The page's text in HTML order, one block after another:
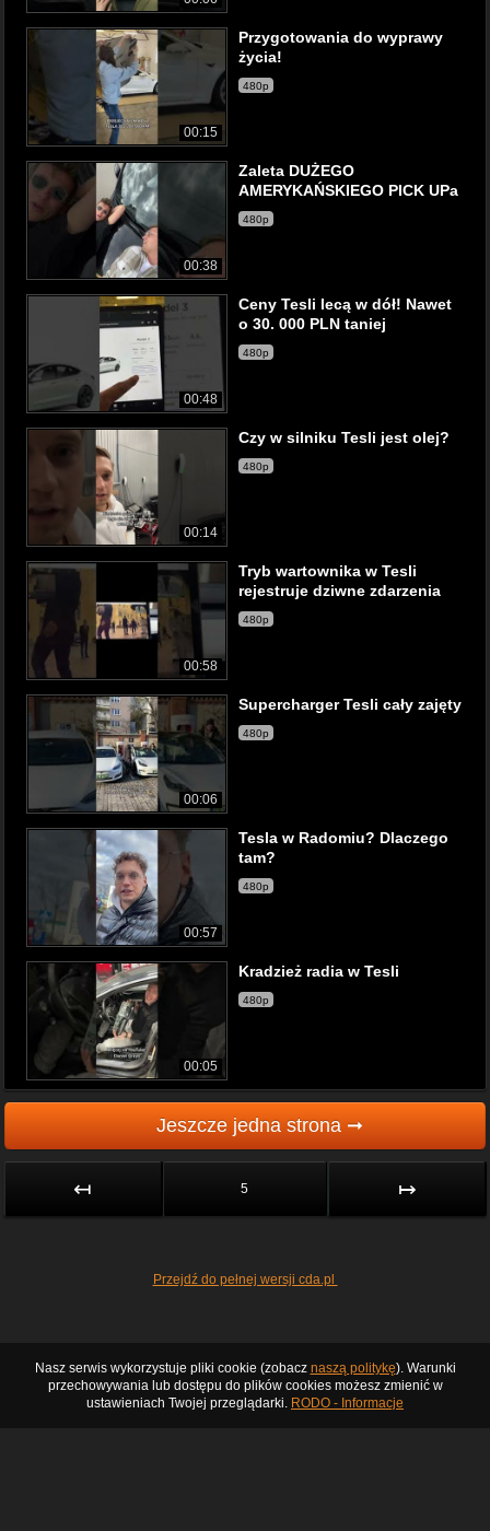
00:15
Przygotowania do wyprawy
życia!
480p
00:38
Zaleta DUŻEGO
AMERYKAŃSKIEGO PICK UPa
480p
00:48
Ceny Tesli lecą w dół! Nawet
o 30. 000 PLN taniej
480p
00:14
Czy w silniku Tesli jest olej?
480p
00:58
Tryb wartownika w Tesli
rejestruje dziwne zdarzenia
480p
00:06
Supercharger Tesli cały zajęty
480p
00:57
Tesla w Radomiu? Dlaczego
tam?
480p
00:05
Kradzież radia w Tesli
480p
Jeszcze jedna strona ➞
↤ 5 ↦
Przejdź do pełnej wersji cda.pl
Nasz serwis wykorzystuje pliki cookie (zobacz naszą politykę). Warunki
przechowywania lub dostępu do plików cookies możesz zmienić w
ustawieniach Twojej przeglądarki. RODO - Informacje